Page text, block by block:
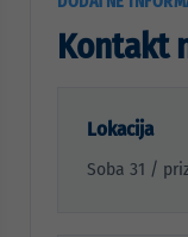
Kontakt
Lokacija
Soba 31 /